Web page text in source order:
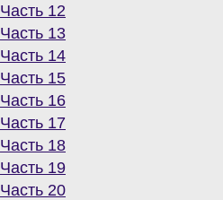
Часть 12
Часть 13
Часть 14
Часть 15
Часть 16
Часть 17
Часть 18
Часть 19
Часть 20